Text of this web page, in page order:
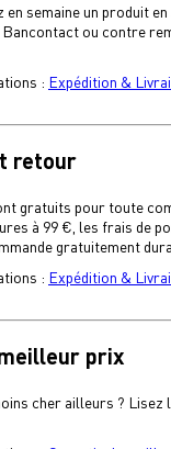
en semaine un produit
ou contre
: Expédition &
retour
gratuits pour toute
à 99 €, les frais de
gratuitement
: Expédition &
prix
cher ailleurs ?